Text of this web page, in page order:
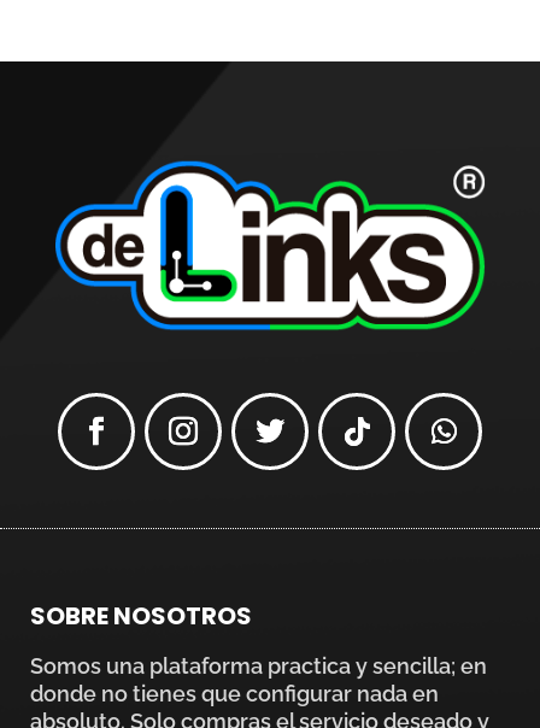
SOBRE NOSOTROS
Somos una plataforma practica y sencilla; en
donde no tienes que configurar nada en
absoluto. Solo compras el servicio deseado y